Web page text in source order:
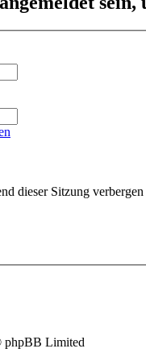
dieser Sitzung verbergen
phpBB Limited